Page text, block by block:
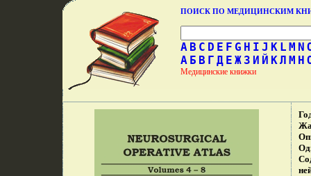
ПОИСК ПО МЕДИЦИНСКИМ
A B C D E F G H I J K L M N
А Б В Г Д Е Ж З И Й КЛ М Н
Медицинские книжки